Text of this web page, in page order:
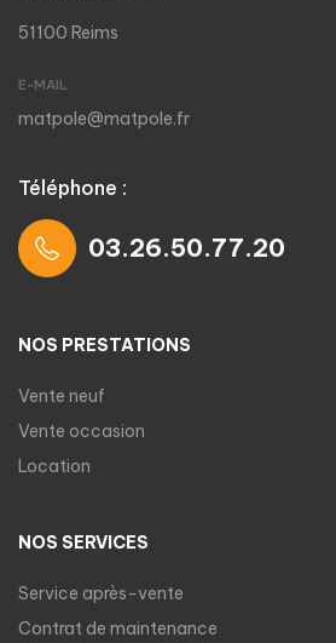
51100 Reims
E-MAIL
matpole@matpole.fr
Téléphone :
03.26.50.77.20
NOS PRESTATIONS
Vente neuf
Vente occasion
Location
NOS SERVICES
Service après-vente
Contrat de maintenance